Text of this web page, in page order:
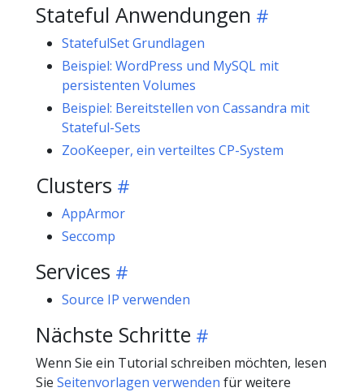
Stateful Anwendungen
StatefulSet Grundlagen
Beispiel: WordPress und MySQL mit
persistenten Volumes
Beispiel: Bereitstellen von Cassandra mit
Stateful-Sets
ZooKeeper, ein verteiltes CP-System
Clusters
AppArmor
Seccomp
Services
Source IP verwenden
Nächste Schritte
Wenn Sie ein Tutorial schreiben möchten, lesen
Sie Seitenvorlagen verwenden für weitere